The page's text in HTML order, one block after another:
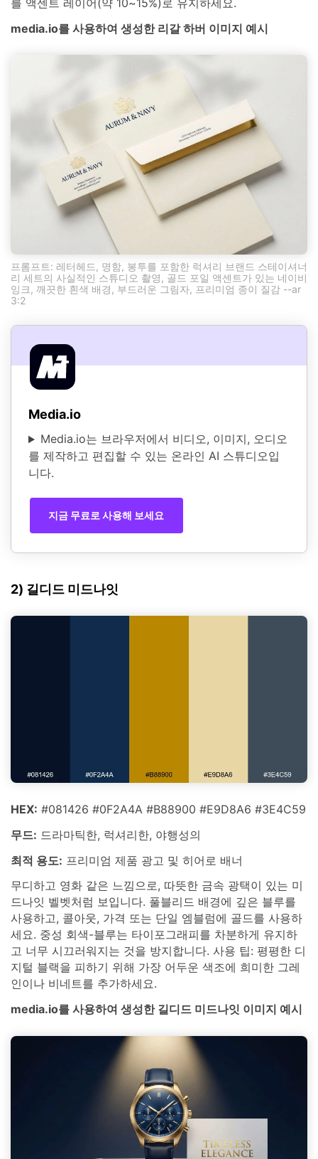
media.io를 사용하여 생성한 리갈 하버 이미지 예시
프롬프트: 레터헤드, 명함, 봉투를 포함한 럭셔리 브랜드 스테이셔너
리 세트의 사실적인 스튜디오 촬영, 골드 포일 액센트가 있는 네이비
잉크, 깨끗한 흰색 배경, 부드러운 그림자, 프리미엄 종이 질감 --ar
3:2
Media.io
Media.io는 브라우저에서 비디오, 이미지, 오디오
를 제작하고 편집할 수 있는 온라인 AI 스튜디오입
니다.
지금 무료로 사용해 보세요
2) 길디드 미드나잇
HEX: #081426 #0F2A4A #B88900 #E9D8A6 #3E4C59
무드: 드라마틱한, 럭셔리한, 야행성의
최적 용도: 프리미엄 제품 광고 및 히어로 배너
무디하고 영화 같은 느낌으로, 따뜻한 금속 광택이 있는 미
드나잇 벨벳처럼 보입니다. 풀블리드 배경에 깊은 블루를
사용하고, 콜아웃, 가격 또는 단일 엠블럼에 골드를 사용하
세요. 중성 회색-블루는 타이포그래피를 차분하게 유지하
고 너무 시끄러워지는 것을 방지합니다. 사용 팁: 평평한 디
지털 블랙을 피하기 위해 가장 어두운 색조에 희미한 그레
인이나 비네트를 추가하세요.
media.io를 사용하여 생성한 길디드 미드나잇 이미지 예시